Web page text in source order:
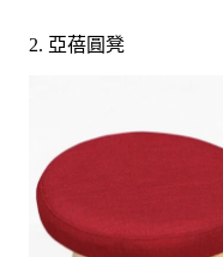
2. 亞蓓圓凳